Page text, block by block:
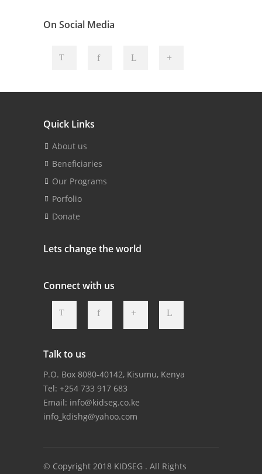
On Social Media
Quick Links
About us
Beneficiaries
Our Programs
Porfolio
Donate
Lets change the world
Connect with us
Talk to us
P.O. Box 8080-40142, Kisumu, Kenya
Tel: +254 733 917 683
Email: info@kidseg.co.ke
info_kdishg@yahoo.com
© Copyright 2018 KIDSEG . All Rights